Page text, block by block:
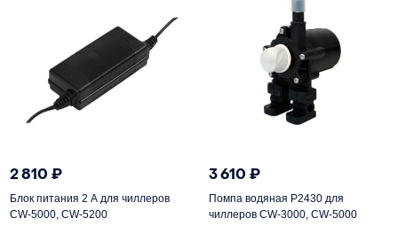
2 810₽
Блок питания 2 А для чиллеров
CW-5000, CW-5200
3 610₽
Помпа водяная P2430 для
чиллеров CW-3000, CW-5000